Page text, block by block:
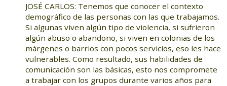
JOSÉ CARLOS: Tenemos que conocer el contexto
demográfico de las personas con las que trabajamos.
Si algunas viven algún tipo de violencia, si sufrieron
algún abuso o abandono, si viven en colonias de los
márgenes o barrios con pocos servicios, eso les hace
vulnerables. Como resultado, sus habilidades de
comunicación son las básicas, esto nos compromete
a trabajar con los grupos durante varios años para